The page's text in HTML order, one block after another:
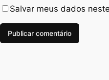
Salvar meus dados